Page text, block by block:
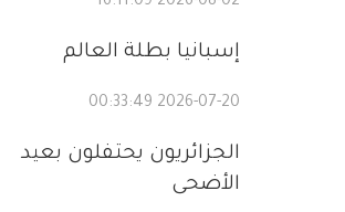
إسبانيا بطلة العالم
2026-07-20 00:33:49
الجزائريون يحتفلون بعيد
الأضحى